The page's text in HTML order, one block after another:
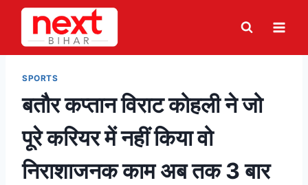
Skip
content
SPORTS
बतौर कप्तान विराट कोहली ने जो
पूरे करियर में नहीं किया वो
निराशाजनक काम अब तक 3 बार